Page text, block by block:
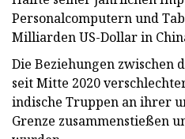
Personalcomputern und
Milliarden US-Dollar in
Die Beziehungen zwischen
seit Mitte 2020
indische Truppen an ihrer
Grenze zusammenstießen